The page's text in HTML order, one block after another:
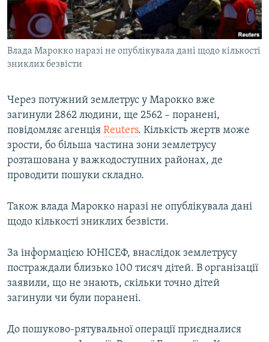
ВІДЕОУРОКИ «ELIFBE»
СВІДЧЕННЯ ОКУПАЦІЇ
УКРАЇНСЬКА ПРОБЛЕМА КРИМУ
Русский
Qırımtatar
Усі сайти RFE/RL
Влада Марокко наразі не опублікувала дані щодо кількості
зниклих безвісти
Через потужний землетрус у Марокко вже
загинули 2862 людини, ще 2562 – поранені,
повідомляє агенція Reuters. Кількість жертв може
зрости, бо більша частина зони землетрусу
розташована у важкодоступних районах, де
проводити пошуки складно.
Також влада Марокко наразі не опублікувала дані
щодо кількості зниклих безвісти.
За інформацією ЮНІСЕФ, внаслідок землетрусу
постраждали близько 100 тисяч дітей. В організації
заявили, що не знають, скільки точно дітей
загинули чи були поранені.
До пошуково-рятувальної операції приєдналися